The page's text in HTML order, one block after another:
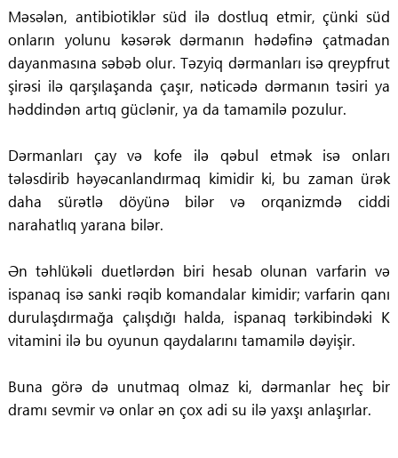
Məsələn, antibiotiklər süd ilə dostluq etmir, çünki süd
onların yolunu kəsərək dərmanın hədəfinə çatmadan
dayanmasına səbəb olur. Təzyiq dərmanları isə qreypfrut
şirəsi ilə qarşılaşanda çaşır, nəticədə dərmanın təsiri ya
həddindən artıq güclənir, ya da tamamilə pozulur.
Dərmanları çay və kofe ilə qəbul etmək isə onları
tələsdirib həyəcanlandırmaq kimidir ki, bu zaman ürək
daha sürətlə döyünə bilər və orqanizmdə ciddi
narahatlıq yarana bilər.
Ən təhlükəli duetlərdən biri hesab olunan varfarin və
ispanaq isə sanki rəqib komandalar kimidir; varfarin qanı
durulaşdırmağa çalışdığı halda, ispanaq tərkibindəki K
vitamini ilə bu oyunun qaydalarını tamamilə dəyişir.
Buna görə də unutmaq olmaz ki, dərmanlar heç bir
dramı sevmir və onlar ən çox adi su ilə yaxşı anlaşırlar.